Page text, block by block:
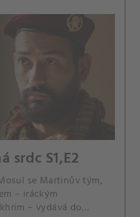
srdc S1,E2
se Martinův tým,
– iráckým
– vydává do